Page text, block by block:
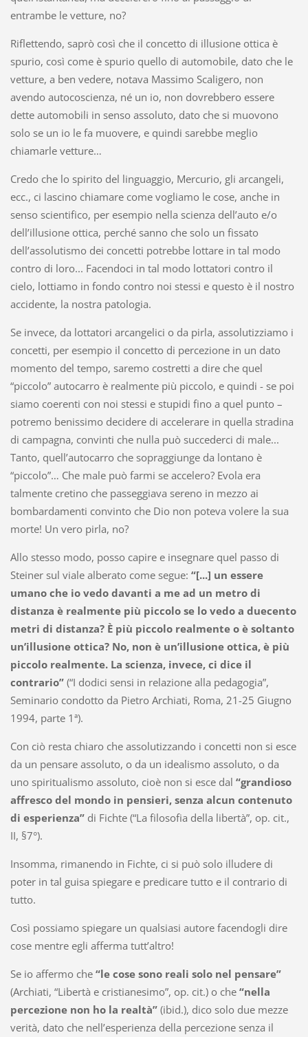
entrambe le vetture, no?
Riflettendo, saprò così che il concetto di illusione ottica è
spurio, così come è spurio quello di automobile, dato che le
vetture, a ben vedere, notava Massimo Scaligero, non
avendo autocoscienza, né un io, non dovrebbero essere
dette automobili in senso assoluto, dato che si muovono
solo se un io le fa muovere, e quindi sarebbe meglio
chiamarle vetture…
Credo che lo spirito del linguaggio, Mercurio, gli arcangeli,
ecc., ci lascino chiamare come vogliamo le cose, anche in
senso scientifico, per esempio nella scienza dell’auto e/o
dell’illusione ottica, perché sanno che solo un fissato
dell’assolutismo dei concetti potrebbe lottare in tal modo
contro di loro... Facendoci in tal modo lottatori contro il
cielo, lottiamo in fondo contro noi stessi e questo è il nostro
accidente, la nostra patologia.
Se invece, da lottatori arcangelici o da pirla, assolutizziamo i
concetti, per esempio il concetto di percezione in un dato
momento del tempo, saremo costretti a dire che quel
“piccolo” autocarro è realmente più piccolo, e quindi - se poi
siamo coerenti con noi stessi e stupidi fino a quel punto –
potremo benissimo decidere di accelerare in quella stradina
di campagna, convinti che nulla può succederci di male...
Tanto, quell’autocarro che sopraggiunge da lontano è
“piccolo”… Che male può farmi se accelero? Evola era
talmente cretino che passeggiava sereno in mezzo ai
bombardamenti convinto che Dio non poteva volere la sua
morte! Un vero pirla, no?
Allo stesso modo, posso capire e insegnare quel passo di
Steiner sul viale alberato come segue: “[...] un essere
umano che io vedo davanti a me ad un metro di
distanza è realmente più piccolo se lo vedo a duecento
metri di distanza? È più piccolo realmente o è soltanto
un’illusione ottica? No, non è un’illusione ottica, è più
piccolo realmente. La scienza, invece, ci dice il
contrario” (“I dodici sensi in relazione alla pedagogia”,
Seminario condotto da Pietro Archiati, Roma, 21-25 Giugno
1994, parte 1ª).
Con ciò resta chiaro che assolutizzando i concetti non si esce
da un pensare assoluto, o da un idealismo assoluto, o da
uno spiritualismo assoluto, cioè non si esce dal “grandioso
affresco del mondo in pensieri, senza alcun contenuto
di esperienza”di Fichte (“La filosofia della libertà”, op. cit.,
II, §7°).
Insomma, rimanendo in Fichte, ci si può solo illudere di
poter in tal guisa spiegare e predicare tutto e il contrario di
tutto.
Così possiamo spiegare un qualsiasi autore facendogli dire
cose mentre egli afferma tutt’altro!
Se io affermo che “le cose sono reali solo nel pensare”
(Archiati, “Libertà e cristianesimo”, op. cit.) o che “nella
percezione non ho la realtà”(ibid.), dico solo due mezze
verità, dato che nell’esperienza della percezione senza il